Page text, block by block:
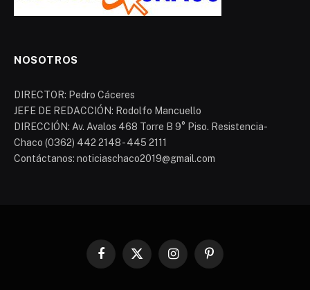
NOSOTROS
DIRECTOR: Pedro Cáceres
JEFE DE REDACCIÓN: Rodolfo Mancuello
DIRECCIÓN: Av. Avalos 468 Torre B 9° Piso. Resistencia-
Chaco (0362) 442 2148 - 445 2111
Contáctanos: noticiaschaco2019@gmail.com
Facebook
X
InstagramPinterest